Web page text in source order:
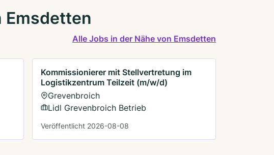
Emsdetten
Alle Jobs in der Nähe von Emsdetten
Kommissionierer mit Stellvertretung im
Logistikzentrum Teilzeit (m/w/d)
Grevenbroich
Lidl Grevenbroich Betrieb
Veröffentlicht 2026-08-08